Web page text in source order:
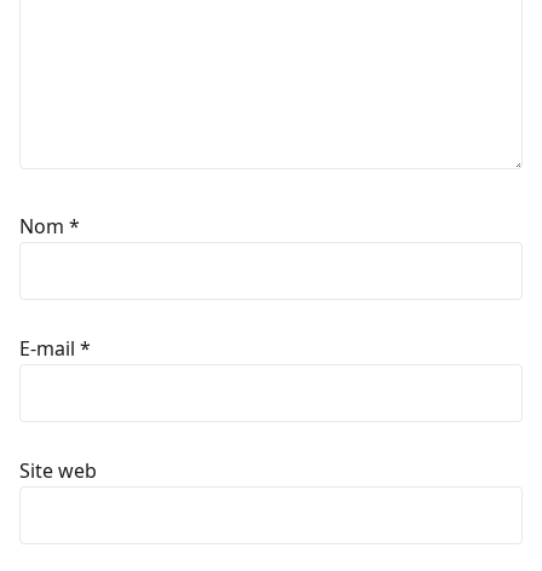
Nom *
E-mail *
Site web